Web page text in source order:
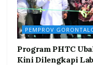
PEMPROV
Program PHTC
Kini Dilengkapi